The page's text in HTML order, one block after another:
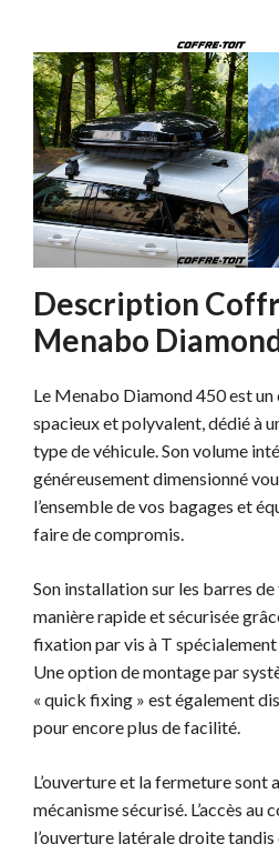
Description
Menabo
Le Menabo Diamond 450 est
spacieux et polyvalent, dédié à
type de véhicule. Son volume
généreusement dimensionné
l’ensemble de vos bagages et
faire de compromis.
Son installation sur les barres
manière rapide et sécurisée
fixation par vis à T
Une option de montage par
« quick fixing » est également
pour encore plus de facilité.
L’ouverture et la fermeture sont
mécanisme sécurisé. L’accès au
l’ouverture latérale droite